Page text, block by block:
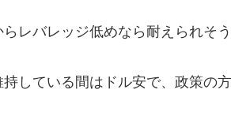
レバレッジ低めなら耐えられそう
している間はドル安で、政策の